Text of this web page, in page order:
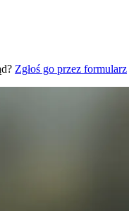
Zgłoś go przez formularz